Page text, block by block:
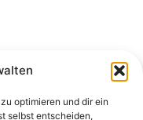
optimieren und dir ein
selbst entscheiden,